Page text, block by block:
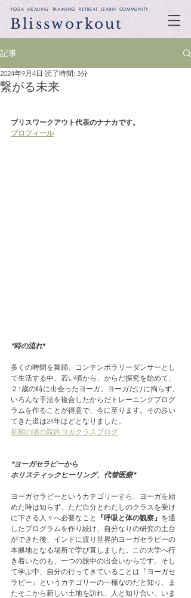
YOGA HEALING TRAINING RETREAT LEARN COMMUNITY
Blissworkout
記事
繋がる未来
2024年9月4日 読了時間: 3分
ブリスワークアウト代表のナナカです。
プロフィール
*時の流れ*
多くの時間を舞踊、コンテンポラリーダンサーとし
て生活する中、若い頃から、からだ探究を始めて、
２1歳の時に出会ったヨーガ。ヨーガだけに拘らず、
いろんな手法を複合したからだトレーニングプログ
ラムを作ることが得意で、今に至ります。その歩い
てきた道は24年ほどとなりました。
初期の頃の院内ヨガクラスブログ
*ヨーガセラピーから
ホリスティックヒーリング、代替医療*
ヨーガセラピーというカテゴリーすら、ヨーガを始
めた時は知らず、ただ自分とわたしのクラスを受け
に下さる人々へ必要なこと
『呼吸と体の観察』 を通
したプログラムを作り続け、自分なりの研究の土台
ができた後、インドに渡り世界的ヨーガセラピーの
本拠地となる場所で学び直しました。この大学へ行
き着いたのも、一つの旅中の出会いからです。そし
て学ぶ中、自分の行ってきていることは『ヨーガセ
ラピー』というカテゴリーの一種なのだと知り、ま
たそこから新しい土地を訪れ、人と知り合い、いま